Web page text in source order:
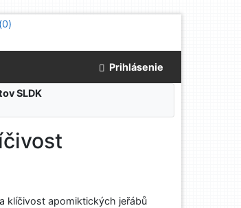
0)
Prihlásenie
SLDK
klíčivost apomiktických jeřábů